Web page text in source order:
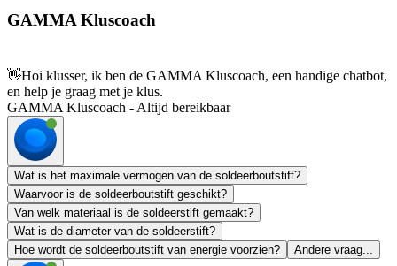
GAMMA Kluscoach
👋Hoi klusser, ik ben de GAMMA Kluscoach, een handige chatbot,
en help je graag met je klus.
GAMMA Kluscoach - Altijd bereikbaar
Wat is het maximale vermogen van de soldeerboutstift?
Waarvoor is de soldeerboutstift geschikt?
Van welk materiaal is de soldeerstift gemaakt?
Wat is de diameter van de soldeerstift?
Hoe wordt de soldeerboutstift van energie voorzien?
Andere vraag...